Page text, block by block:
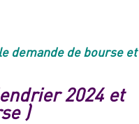
demande de bourse et
2024 et
)